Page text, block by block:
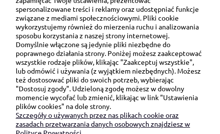
Ul. Brukowa 6/8 lok. 57/58
91-341 Łódź
NIP: 6751510615
SKONTAKTUJ SIĘ Z NAMI:
sklep@be-happygifts.com
+48 690 172 872
spersonalizowane treści i reklamy oraz udostępniać funkcje
związane z mediami społecznościowymi. Pliki cookie
wykorzystujemy również do mierzenia ruchu i analizowania
sposobu korzystania z naszej strony internetowej.
Domyślnie włączone są jedynie pliki niezbędne do
poprawnego działania strony. Poniżej możesz zaakceptować
wszystkie rodzaje plików, klikając "Zaakceptuj wszystkie",
lub odmówić i używania (z wyjątkiem niezbędnych). Możesz
też dostosować pliki do swoich potrzeb, wybierając
"Dostosuj zgody". Udzieloną zgodę możesz w dowolny
momencie wycofać lub zmienić, klikając w link "Ustawienia
plików cookies" na dole strony.
Szczegóły o używanych przez nas plikach cookie oraz
zasadach przetwarzania danych osobowych znajdziesz w